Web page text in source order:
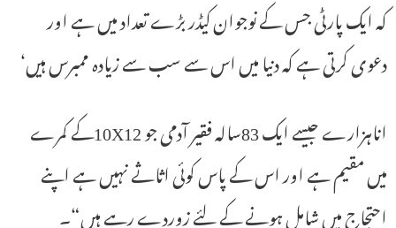
کہ ایک پارٹی جس کے نوجوان کیڈر بڑے تعداد میں ہے اور
دعوی کرتی ہے کہ دنیا میں اس سے سب سے زیادہ ممبرس ہیں‘
اناہزارے جیسے ایک 83سالہ فقیر آدمی جو 10X12کے کمرے
میں مقیم ہے اور اس کے پاس کوئی اثاثے نہیں ہے اپنے
احتجاج میں شامل ہونے کے لئے زوردے رہے ہیں“۔